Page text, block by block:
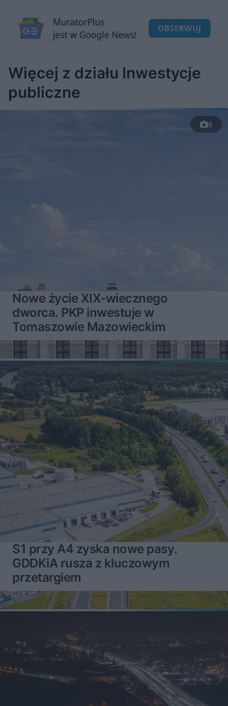
Więcej z działu Inwestycje
publiczne
5
Nowe życie XIX-wiecznego
dworca. PKP inwestuje w
Tomaszowie Mazowieckim
S1 przy A4 zyska nowe pasy.
GDDKiA rusza z kluczowym
przetargiem